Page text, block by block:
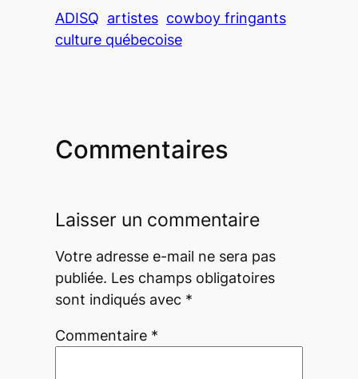
ADISQ artistes cowboy fringants
culture québecoise
Commentaires
Laisser un commentaire
Votre adresse e-mail ne sera pas
publiée. Les champs obligatoires
sont indiqués avec *
Commentaire *